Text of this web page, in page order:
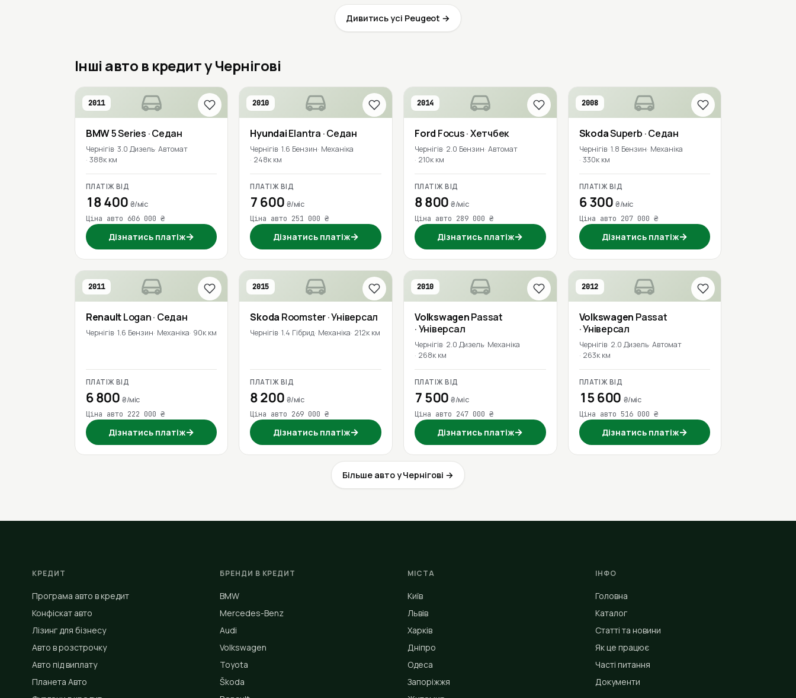
Дивитись усі Peugeot →
Інші авто в кредит у Чернігові
2011
BMW5 Series · Седан
Чернігів 3.0 Дизель Автомат
388к км
ПЛАТІЖ ВІД
18 400 ₴/міс
Ціна авто 606 000 ₴
Дізнатись платіж→
2010
HyundaiElantra · Седан
Чернігів 1.6 Бензин Механіка
248к км
ПЛАТІЖ ВІД
7 600 ₴/міс
Ціна авто 251 000 ₴
Дізнатись платіж→
2014
Ford Focus· Хетчбек
Чернігів 2.0 Бензин Автомат
210к км
ПЛАТІЖ ВІД
8 800₴/міс
Ціна авто 289 000 ₴
Дізнатись платіж→
2008
SkodaSuperb · Седан
Чернігів 1.8 Бензин Механіка
330к км
ПЛАТІЖ ВІД
6 300 ₴/міс
Ціна авто 207 000 ₴
Дізнатись платіж→
2011
RenaultLogan· Седан
Чернігів 1.6 Бензин Механіка 90к км
ПЛАТІЖ ВІД
6 800₴/міс
Ціна авто 222 000 ₴
Дізнатись платіж→
2015
Skoda Roomster· Універсал
Чернігів 1.4 Гібрид Механіка 212к км
ПЛАТІЖ ВІД
8 200 ₴/міс
Ціна авто 269 000 ₴
Дізнатись платіж→
2010
VolkswagenPassat
· Універсал
Чернігів 2.0 Дизель Механіка
268к км
ПЛАТІЖ ВІД
7 500₴/міс
Ціна авто 247 000 ₴
Дізнатись платіж→
2012
Volkswagen Passat
· Універсал
Чернігів 2.0 Дизель Автомат
263к км
ПЛАТІЖ ВІД
15 600 ₴/міс
Ціна авто 516 000 ₴
Дізнатись платіж→
Більше авто у Чернігові →
КРЕДИТ
Програма авто в кредит
Конфіскат авто
Лізинг для бізнесу
Авто в розстрочку
Авто під виплату
Планета Авто
БРЕНДИ В КРЕДИТ
BMW
Mercedes-Benz
Audi
Volkswagen
Toyota
Škoda
МІСТА
Київ
Львів
Харків
Дніпро
Одеса
Запоріжжя
ІНФО
Головна
Каталог
Статті та новини
Як це працює
Часті питання
Документи